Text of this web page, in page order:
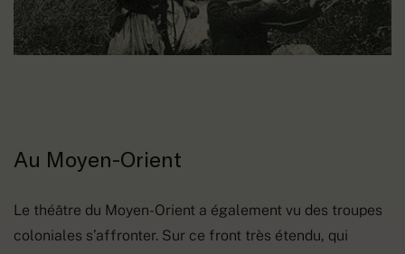
Au Moyen-Orient
Le théâtre du Moyen-Orient a également vu des troupes
coloniales s’affronter. Sur ce front très étendu, qui